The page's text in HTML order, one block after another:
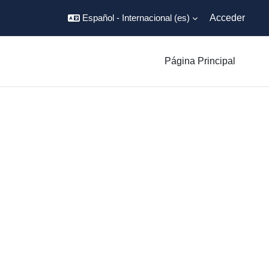
Español - Internacional ‎(es)‎ Acceder
Página Principal